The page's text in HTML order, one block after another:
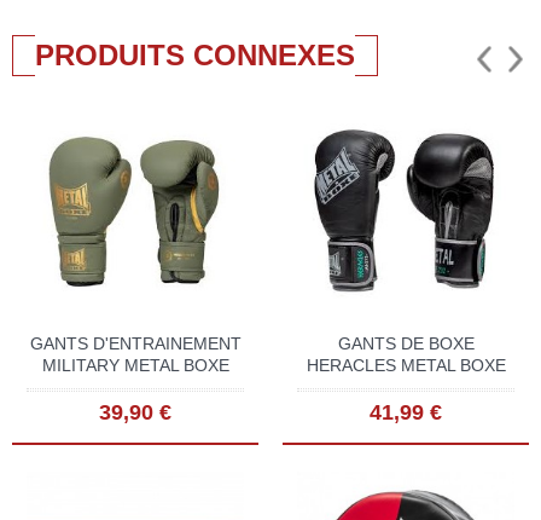
PRODUITS CONNEXES
GANTS D'ENTRAINEMENT
MILITARY METAL BOXE
39,90 €
GANTS DE BOXE
HERACLES METAL BOXE
41,99 €